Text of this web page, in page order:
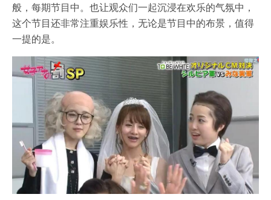
般，每期节目中。也让观众们一起沉浸在欢乐的气氛中，
这个节目还非常注重娱乐性，无论是节目中的布景，值得
一提的是。